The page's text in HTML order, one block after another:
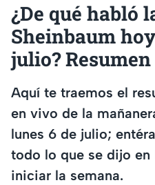
¿De qué habló
Sheinbaum
julio?
Aquí te traemos el
en vivo de la
lunes 6 de julio;
todo lo que se dijo en
iniciar la semana.